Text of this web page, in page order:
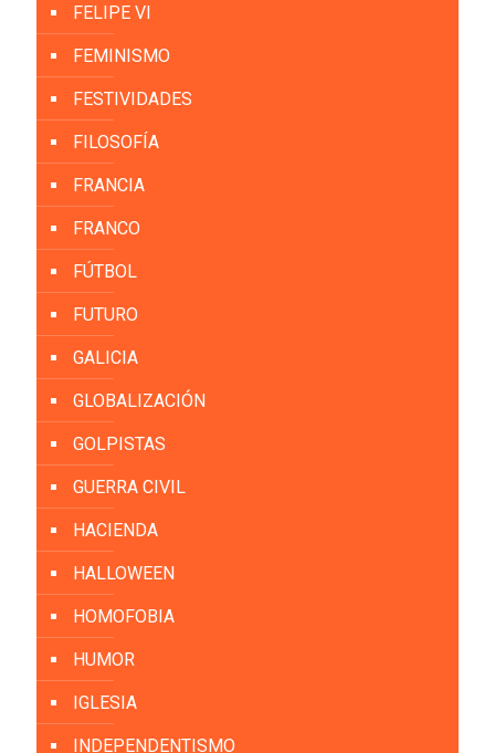
FELIPE VI
FEMINISMO
FESTIVIDADES
FILOSOFÍA
FRANCIA
FRANCO
FÚTBOL
FUTURO
GALICIA
GLOBALIZACIÓN
GOLPISTAS
GUERRA CIVIL
HACIENDA
HALLOWEEN
HOMOFOBIA
HUMOR
IGLESIA
INDEPENDENTISMO